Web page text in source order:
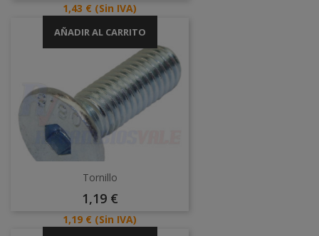
Precio
1,43 € (Sin IVA)
AÑADIR AL CARRITO
Tornillo
Precio
1,19 €
Precio
1,19 € (Sin IVA)